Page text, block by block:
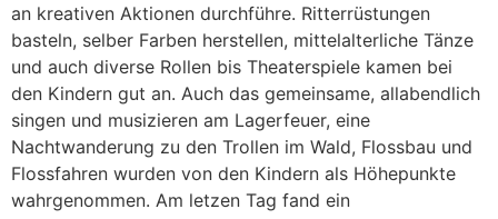
an kreativen Aktionen durchführe. Ritterrüstungen
basteln, selber Farben herstellen, mittelalterliche Tänze
und auch diverse Rollen bis Theaterspiele kamen bei
den Kindern gut an. Auch das gemeinsame, allabendlich
singen und musizieren am Lagerfeuer, eine
Nachtwanderung zu den Trollen im Wald, Flossbau und
Flossfahren wurden von den Kindern als Höhepunkte
wahrgenommen. Am letzen Tag fand ein